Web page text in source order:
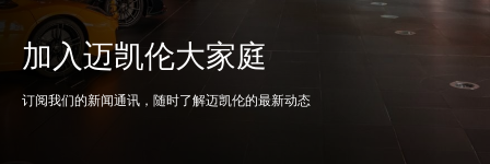
加入迈凯伦大家庭
订阅我们的新闻通讯，随时了解迈凯伦的最新动态